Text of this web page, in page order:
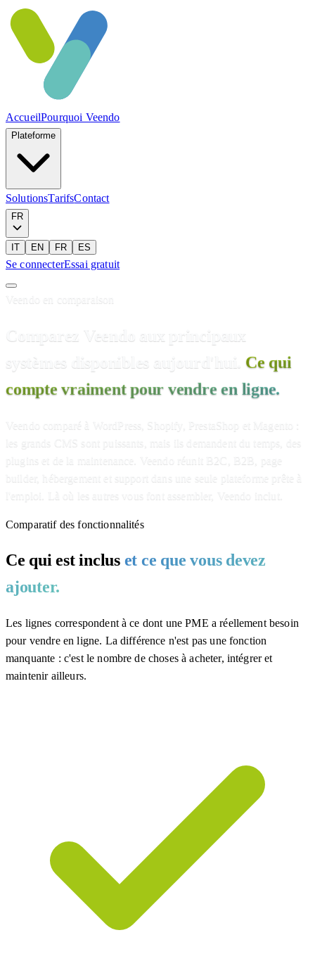
AccueilPourquoi Veendo
Plateforme
SolutionsTarifsContact
FR
IT EN FR ES
Se connecterEssai gratuit
Veendo en comparaison
Comparez Veendo aux principaux
systèmes disponibles aujourd'hui. Ce qui
compte vraiment pour vendre en ligne.
Veendo comparé à WordPress, Shopify, PrestaShop et Magento :
les grands CMS sont puissants, mais ils demandent du temps, des
plugins et de la maintenance. Veendo réunit B2C, B2B, page
builder, hébergement et support dans une seule plateforme prête à
l'emploi. Là où les autres vous font assembler, Veendo inclut.
Comparatif des fonctionnalités
Ce qui est inclus et ce que vous devez
ajouter.
Les lignes correspondent à ce dont une PME a réellement besoin
pour vendre en ligne. La différence n'est pas une fonction
manquante : c'est le nombre de choses à acheter, intégrer et
maintenir ailleurs.